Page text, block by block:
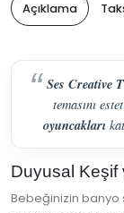
Açıklama
Ses Creative
temasını
oyuncakları
Duyusal Keşif
Bebeğinizin